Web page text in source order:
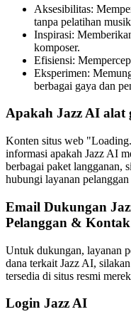
Aksesibilitas:
tanpa pelatihan
Inspirasi:
komposer.
Efisiensi:
Eksperimen:
berbagai gaya dan
Apakah Jazz AI alat
Konten situs web
informasi apakah Jazz AI
berbagai paket langganan,
hubungi layanan pelanggan
Email Dukungan
Pelanggan &
Untuk dukungan, layanan
dana terkait Jazz AI,
tersedia di situs resmi
Login Jazz AI